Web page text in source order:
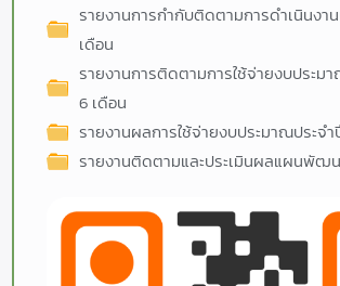
รายงานการกำกับติดตามการดำเนินงา
เดือน
รายงานการติดตามการใช้จ่ายงบประม
6 เดือน
รายงานผลการใช้จ่ายงบประมาณประจำ
รายงานติดตามและประเมินผลแผนพัฒ